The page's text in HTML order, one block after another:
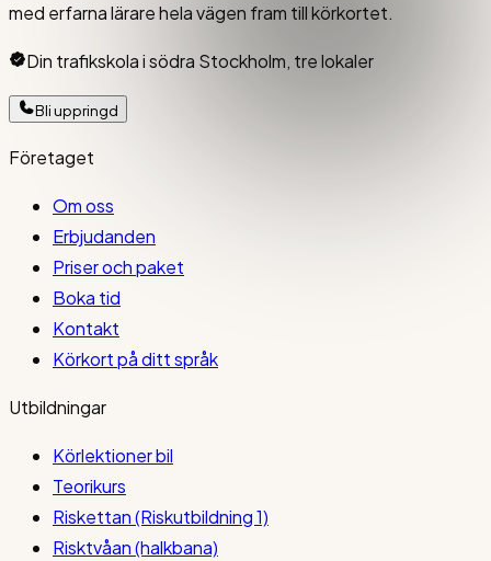
med erfarna lärare hela vägen fram till körkortet.
Din trafikskola i södra Stockholm, tre lokaler
Bli uppringd
Företaget
Om oss
Erbjudanden
Priser och paket
Boka tid
Kontakt
Körkort på ditt språk
Utbildningar
Körlektioner bil
Teorikurs
Riskettan (Riskutbildning 1)
Risktvåan (halkbana)